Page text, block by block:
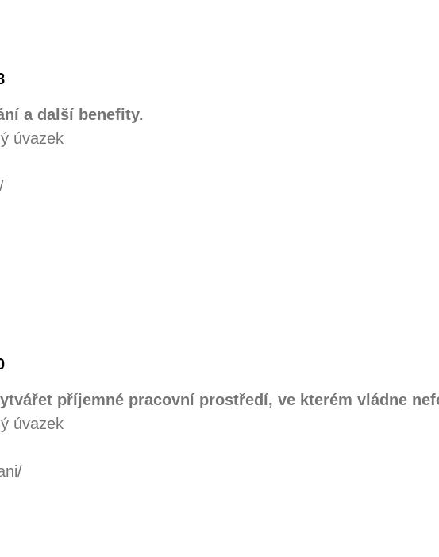
a další benefity.
úvazek
příjemné pracovní prostředí, ve kterém vládne
úvazek